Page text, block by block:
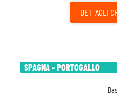
DETTAGLI
SPAGNA - PORTOGALLO